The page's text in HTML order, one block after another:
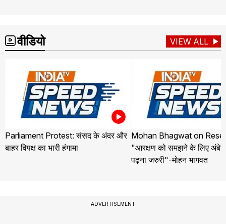
वीडियो VIEW ALL
Parliament Protest: संसद के अंदर और
बाहर विपक्ष का भारी हंगामा
Mohan Bhagwat on
"आरक्षण को समझने के लिए
पढ़ना जरुरी"-मोहन भागवत
ADVERTISEMENT